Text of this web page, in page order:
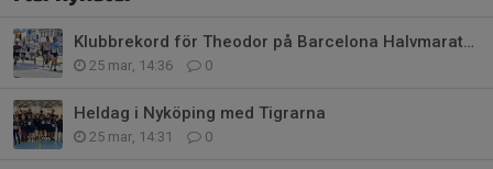
Klubbrekord för Theodor på Barcelona Halvmaraton
25 mar, 14:36 0
Heldag i Nyköping med Tigrarna
25 mar, 14:31 0